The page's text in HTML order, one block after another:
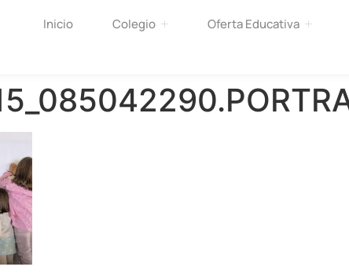
Inicio Colegio Oferta Educativa